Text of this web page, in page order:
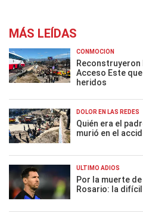
MÁS LEÍDAS
CONMOCIÓN
Reconstruyeron
Acceso Este
heridos
DOLOR EN LAS REDES
Quién era el
murió en el
ÚLTIMO ADIÓS
Por la muerte
Rosario: la